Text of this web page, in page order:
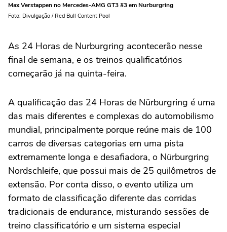
Max Verstappen no Mercedes-AMG GT3 #3 em Nurburgring
Foto: Divulgação / Red Bull Content Pool
As 24 Horas de Nurburgring acontecerão nesse
final de semana, e os treinos qualificatórios
começarão já na quinta-feira.
A qualificação das 24 Horas de Nürburgring é uma
das mais diferentes e complexas do automobilismo
mundial, principalmente porque reúne mais de 100
carros de diversas categorias em uma pista
extremamente longa e desafiadora, o Nürburgring
Nordschleife, que possui mais de 25 quilômetros de
extensão. Por conta disso, o evento utiliza um
formato de classificação diferente das corridas
tradicionais de endurance, misturando sessões de
treino classificatório e um sistema especial